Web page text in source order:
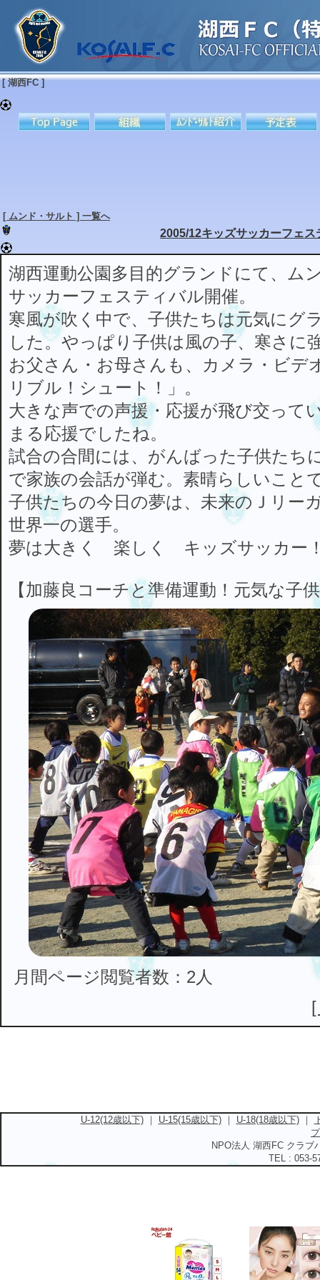
[ 湖西FC ]
[ ムンド・サルト ] 一覧へ
2005/12キッズサッカーフェス
湖西運動公園多目的グランドにて、ム
サッカーフェスティバル開催。
寒風が吹く中で、子供たちは元気にグ
した。やっぱり子供は風の子、寒さに
お父さん・お母さんも、カメラ・ビデ
リブル！シュート！」。
大きな声での声援・応援が飛び交って
まる応援でしたね。
試合の合間には、がんばった子供たち
で家族の会話が弾む。素晴らしいこと
子供たちの今日の夢は、未来のＪリー
世界一の選手。
夢は大きく 楽しく キッズサッカー
【加藤良コーチと準備運動！元気な子
月間ページ閲覧者数：2人
U-12(12歳以下)｜ U-15(15歳以下)｜ U-18(18歳以下)｜
NPO法人 湖西FC クラ
TEL : 053-